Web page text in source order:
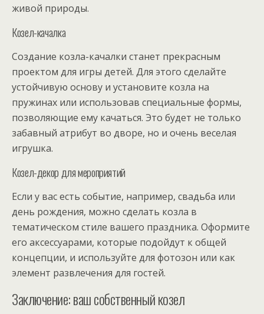
живой природы.
Козел-качалка
Создание козла-качалки станет прекрасным
проектом для игры детей. Для этого сделайте
устойчивую основу и установите козла на
пружинах или использовав специальные формы,
позволяющие ему качаться. Это будет не только
забавный атрибут во дворе, но и очень веселая
игрушка.
Козел-декор для мероприятий
Если у вас есть событие, например, свадьба или
день рождения, можно сделать козла в
тематическом стиле вашего праздника. Оформите
его аксессуарами, которые подойдут к общей
концепции, и используйте для фотозон или как
элемент развлечения для гостей.
Заключение: ваш собственный козел